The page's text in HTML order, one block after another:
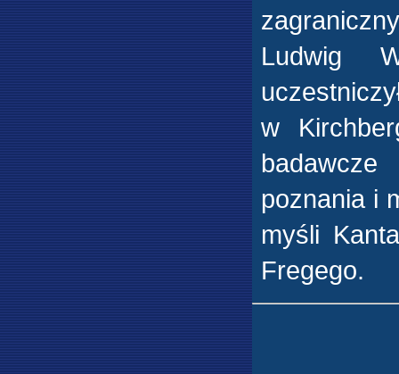
Ludwig
w
poznania i
myśli
Fregego.